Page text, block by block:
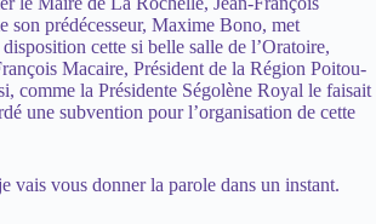
son prédécesseur, Maxime Bono, met
cette si belle salle de l’Oratoire,
Macaire, Président de la Région Poitou-
comme la Présidente Ségolène Royal le faisait
une subvention pour l’organisation de cette
vais vous donner la parole dans un instant.